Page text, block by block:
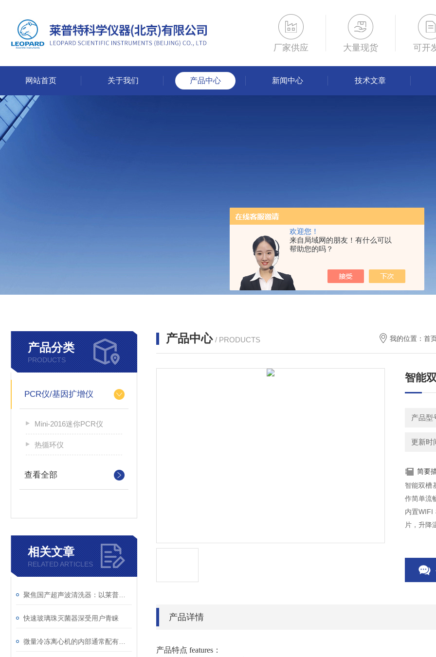
欢迎您！
来自局域网的朋友！有什么可以
帮助您的吗？
厂家供应 大量现货 可开
网站首页 关于我们 产品中心 新闻中心 技术文章
产品分类
PRODUCTS
PCR仪/基因扩增仪
Mini-2016迷你PCR仪
热循环仪
查看全部
相关文章
RELATED ARTICLES
快速玻璃珠灭菌器深受用户青睐
产品中心 / PRODUCTS 我的位置： 首
智能
产品型
更新时
简要
智能双槽
作简单流
内置WIFI
片，升降
产品详情
产品特点 features：